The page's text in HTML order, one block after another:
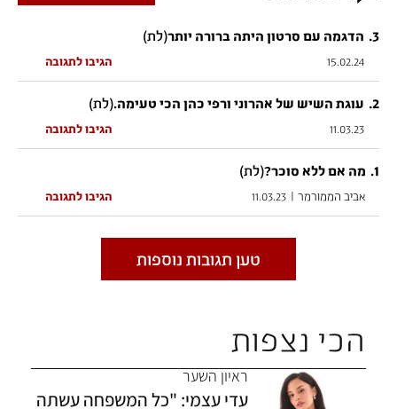
3
. הדגמה עם סרטון היתה ברורה יותר(לת)
15.02.24 הגיבו לתגובה
אין לשלוח תגובות הכוללות מידע המפר את תנאי השימוש של Ynet
לרבות דברי
2
. עוגת השיש של אהרוני ורפי כהן הכי טעימה.(לת)
11.03.23 הגיבו לתגובה
1
. מה אם ללא סוכר?(לת)
אביב הממורמר |
11.03.23 הגיבו לתגובה
טען תגובות נוספות
הכי נצפות
ראיון השער
עדי עצמי: "כל המשפחה עשתה